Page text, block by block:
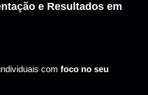
e Resultados em
com foco no seu